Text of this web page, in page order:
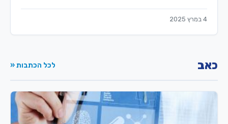
4 במרץ 2025
כאב לכל הכתבות «